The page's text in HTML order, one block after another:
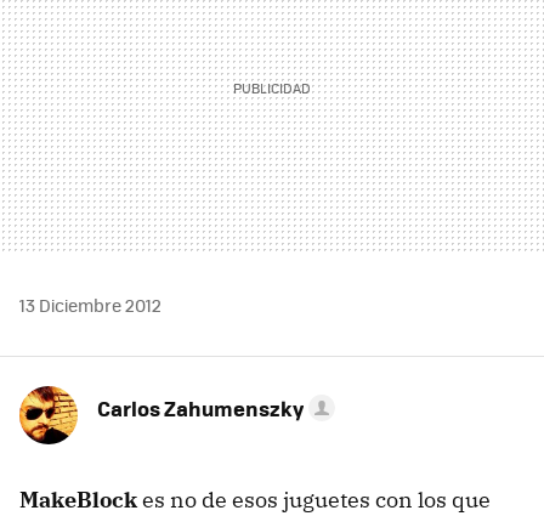
13 Diciembre 2012
Carlos Zahumenszky
MakeBlockes no de esos juguetes con los que